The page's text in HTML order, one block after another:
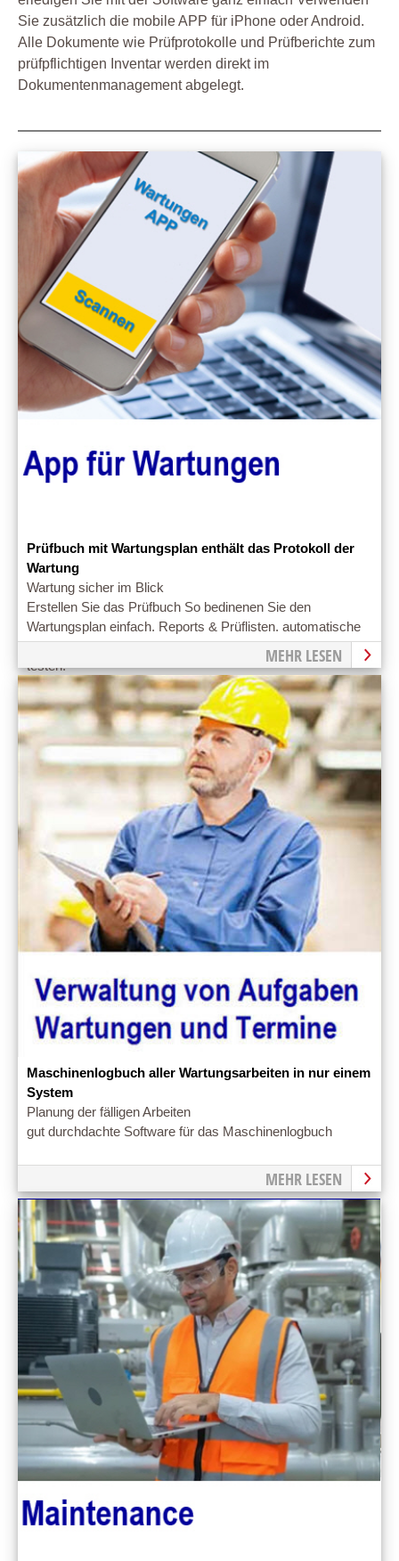
Sie zusätzlich die mobile APP für iPhone oder Android.
Alle Dokumente wie Prüfprotokolle und Prüfberichte zum
prüfpflichtigen Inventar werden direkt im
Dokumentenmanagement abgelegt.
Prüfbuch mit Wartungsplan enthält das Protokoll der
Wartung
Wartung sicher im Blick
Erstellen Sie das Prüfbuch So bedinenen Sie den
Wartungsplan einfach. Reports & Prüflisten. automatische
Benachrichtigung. professioneller Service. Jetzt gleich
testen!
MEHR LESEN
Maschinenlogbuch aller Wartungsarbeiten in nur einem
System
Planung der fälligen Arbeiten
gut durchdachte Software für das Maschinenlogbuch
MEHR LESEN